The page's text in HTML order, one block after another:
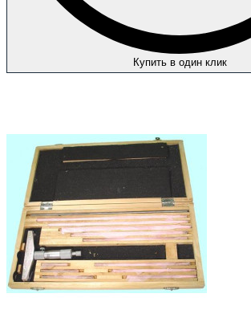
Купить в один клик